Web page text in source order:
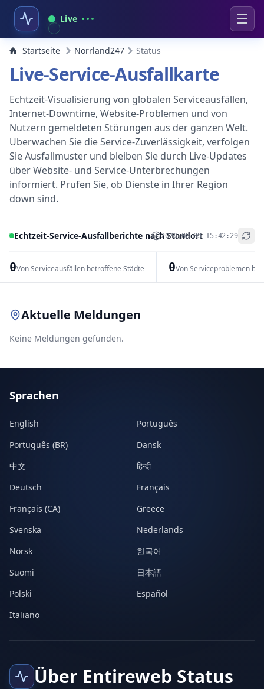
Live
Startseite Norrland247 Status
Live-Service-Ausfallkarte
Echtzeit-Visualisierung von globalen Serviceausfällen,
Internet-Downtime, Website-Problemen und von
Nutzern gemeldeten Störungen aus der ganzen Welt.
Überwachen Sie die Service-Zuverlässigkeit, verfolgen
Sie Ausfallmuster und bleiben Sie durch Live-Updates
über Website- und Service-Unterbrechungen
informiert. Prüfen Sie, ob Dienste in Ihrer Region
down sind.
Echtzeit-Service-Ausfallberichte nach Standort
2026-08-09 15:42:29
0Von Serviceausfällen betroffene Städte 0Von Serviceproblemen
+
Aktuelle Meldungen
Keine Meldungen gefunden.
Sprachen
English
Português
Português (BR)
Dansk
中文
हिन्दी
Deutsch
Français
Français (CA)
Greece
Svenska
Nederlands
Norsk
한국어
Suomi
日本語
Polski
Español
Italiano
Über Entireweb Status